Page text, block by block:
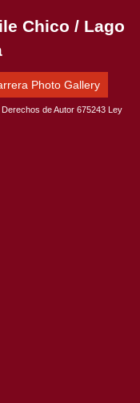
Chico / Lago
Photo Gallery
de Autor 675243 Ley